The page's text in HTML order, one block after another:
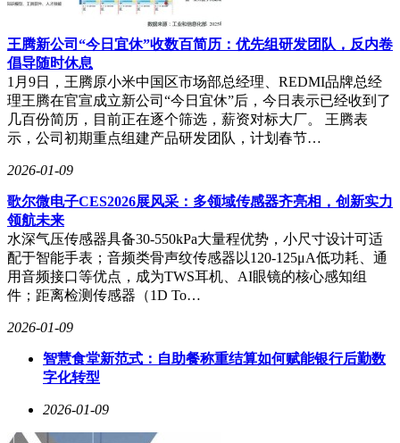
下，这将为英特尔带来约6.3亿美元的代工收入，显著改变当
前代工市场的竞争格局。
王腾新公司“今日宜休”收数百简历：优先组研发团队，反内卷
倡导随时休息
1月9日，王腾原小米中国区市场部总经理、REDMI品牌总经
理王腾在官宣成立新公司“今日宜休”后，今日表示已经收到了
几百份简历，目前正在逐个筛选，薪资对标大厂。 王腾表
示，公司初期重点组建产品研发团队，计划春节…
2026-01-09
歌尔微电子CES2026展风采：多领域传感器齐亮相，创新实力
领航未来
水深气压传感器具备30-550kPa大量程优势，小尺寸设计可适
配于智能手表；音频类骨声纹传感器以120-125μA低功耗、通
用音频接口等优点，成为TWS耳机、AI眼镜的核心感知组
件；距离检测传感器（1D To…
2026-01-09
智慧食堂新范式：自助餐称重结算如何赋能银行后勤数
字化转型
2026-01-09